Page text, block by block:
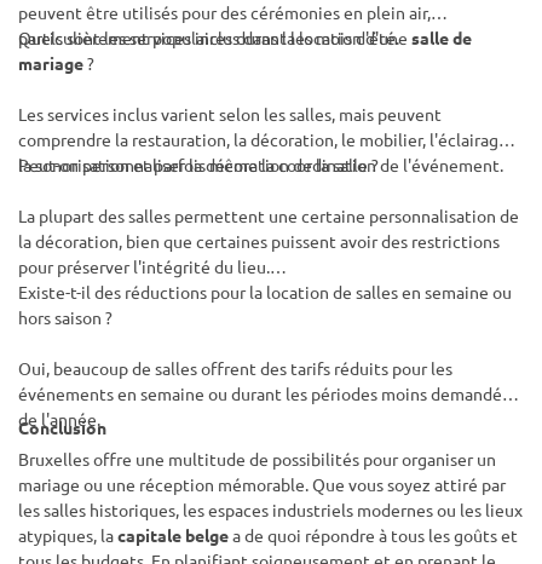
peuvent être utilisés pour des cérémonies en plein air,
particulièrement populaires durant les mois d'été.
Quels sont les services inclus dans la location d'une salle de
mariage?
Les services inclus varient selon les salles, mais peuvent
comprendre la restauration, la décoration, le mobilier, l'éclairage,
la sonorisation et parfois même la coordination de l'événement.
Peut-on personnaliser la décoration de la salle ?
La plupart des salles permettent une certaine personnalisation de
la décoration, bien que certaines puissent avoir des restrictions
pour préserver l'intégrité du lieu.
Existe-t-il des réductions pour la location de salles en semaine ou
hors saison ?
Oui, beaucoup de salles offrent des tarifs réduits pour les
événements en semaine ou durant les périodes moins demandées
de l'année.
Conclusion
Bruxelles offre une multitude de possibilités pour organiser un
mariage ou une réception mémorable. Que vous soyez attiré par
les salles historiques, les espaces industriels modernes ou les lieux
atypiques, lacapitale belgea de quoi répondre à tous les goûts et